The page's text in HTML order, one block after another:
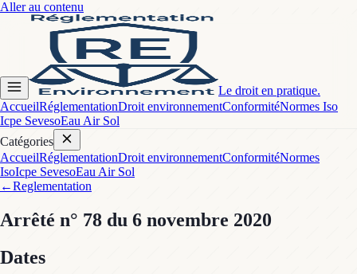
Aller au contenu
Le droit en pratique.
AccueilRéglementationDroit environnementConformitéNormes Iso
Icpe SevesoEau Air Sol
Catégories
AccueilRéglementationDroit environnementConformitéNormes
IsoIcpe SevesoEau Air Sol
←Reglementation
Arrêté n° 78 du 6 novembre 2020
Dates